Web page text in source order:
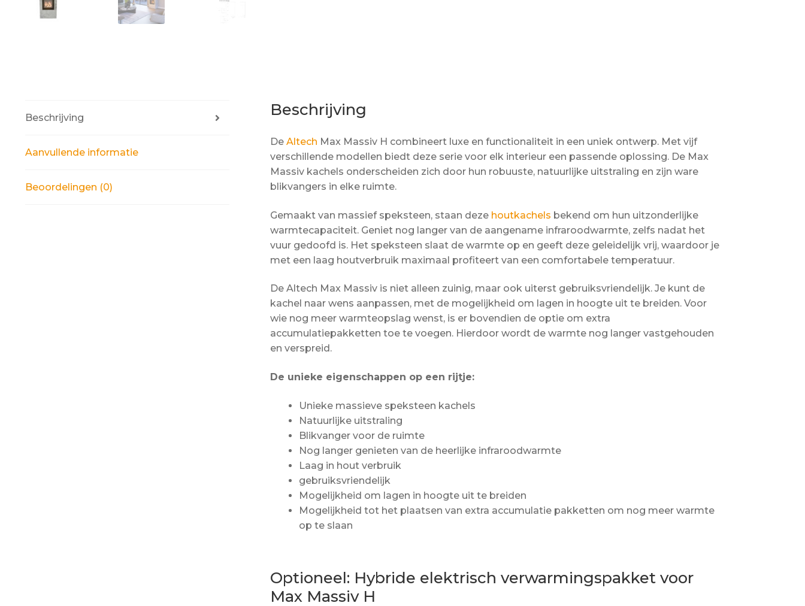
Beschrijving
Aanvullende informatie
Beoordelingen (0)
Beschrijving
De Altech Max Massiv H combineert luxe en functionaliteit in een uniek ontwerp. Met vijf
verschillende modellen biedt deze serie voor elk interieur een passende oplossing. De Max
Massiv kachels onderscheiden zich door hun robuuste, natuurlijke uitstraling en zijn ware
blikvangers in elke ruimte.
Gemaakt van massief speksteen, staan deze houtkachels bekend om hun uitzonderlijke
warmtecapaciteit. Geniet nog langer van de aangename infraroodwarmte, zelfs nadat het
vuur gedoofd is. Het speksteen slaat de warmte op en geeft deze geleidelijk vrij, waardoor je
met een laag houtverbruik maximaal profiteert van een comfortabele temperatuur.
De Altech Max Massiv is niet alleen zuinig, maar ook uiterst gebruiksvriendelijk. Je kunt de
kachel naar wens aanpassen, met de mogelijkheid om lagen in hoogte uit te breiden. Voor
wie nog meer warmteopslag wenst, is er bovendien de optie om extra
accumulatiepakketten toe te voegen. Hierdoor wordt de warmte nog langer vastgehouden
en verspreid.
De unieke eigenschappen op een rijtje:
Unieke massieve speksteen kachels
Natuurlijke uitstraling
Blikvanger voor de ruimte
Nog langer genieten van de heerlijke infraroodwarmte
Laag in hout verbruik
gebruiksvriendelijk
Mogelijkheid om lagen in hoogte uit te breiden
Mogelijkheid tot het plaatsen van extra accumulatie pakketten om nog meer warmte
op te slaan
Optioneel: Hybride elektrisch verwarmingspakket voor
Max Massiv H